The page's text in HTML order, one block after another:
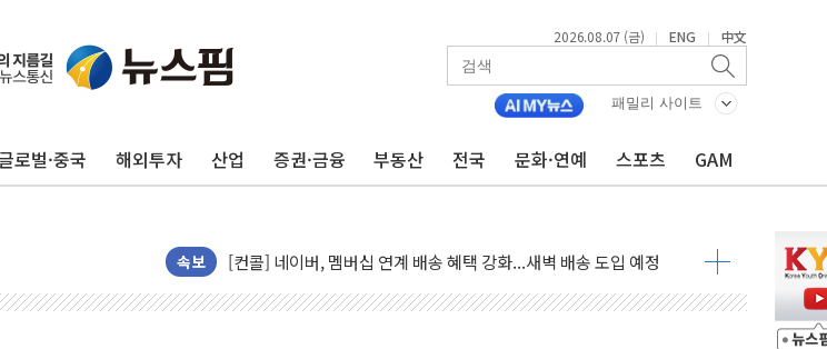
2026.08.07 (금) | ENG | 中文
패밀리 사이트
로벌·중국 해외투자 산업 증권·금융 부동산 전국 문화·연예 스포츠 GAM
속보
AIA그룹, 12년 연속 MDRT 회원 수 세계 1위…국내 회원 34% 증가
[컨콜] 네이버, 멤버십 연계 배송 혜택 강화...새벽 배송 도입 예정
HDC랩스, 'BUILD CON SUMMIT 2026' 참가